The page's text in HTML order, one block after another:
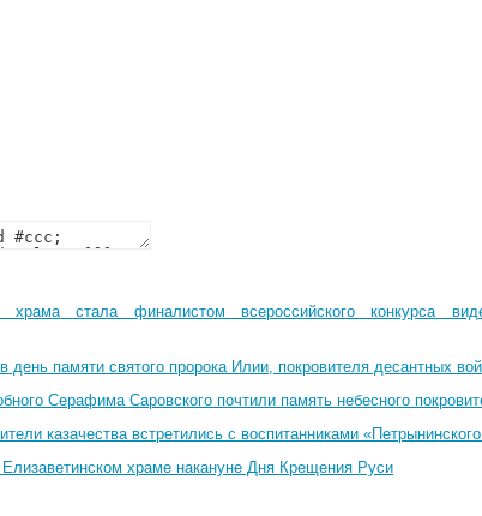
храма стала финалистом всероссийского конкурса
памяти святого пророка Илии, покровителя десантных
Серафима Саровского почтили память небесного
казачества встретились с воспитанниками
храме накануне Дня Крещения Руси